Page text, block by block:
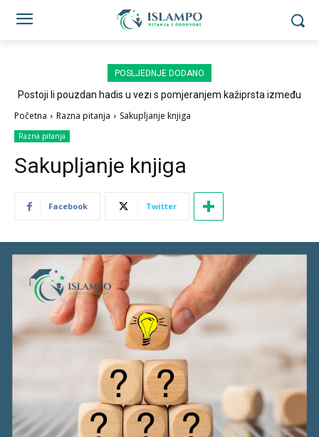
POSLJEDNJE DODANO
Postoji li pouzdan hadis u vezi s pomjeranjem kažiprsta između
Početna Razna pitanja Sakupljanje knjiga
Razna pitanja
Sakupljanje knjiga
Facebook Twitter